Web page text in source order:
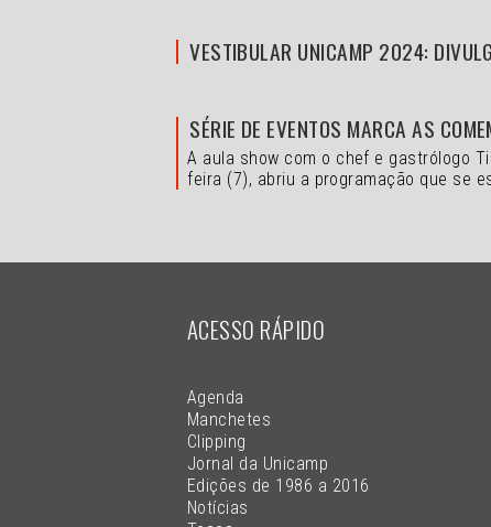
VESTIBULAR UNICAMP 2024:
SÉRIE DE EVENTOS MARCA AS
A aula show com o chef e gastrólogo
feira (7), abriu a programação que se
ACESSO RÁPIDO
Agenda
Manchetes
Clipping
Jornal da Unicamp
Edições de 1986 a 2016
Notícias